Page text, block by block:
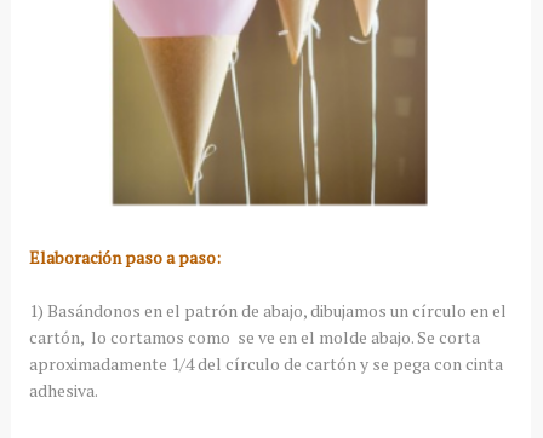
Elaboración paso a paso:
1) Basándonos en el patrón de abajo, dibujamos un círculo en el
cartón, lo cortamos como se ve en el molde abajo. Se corta
aproximadamente 1/4 del círculo de cartón y se pega con cinta
adhesiva.